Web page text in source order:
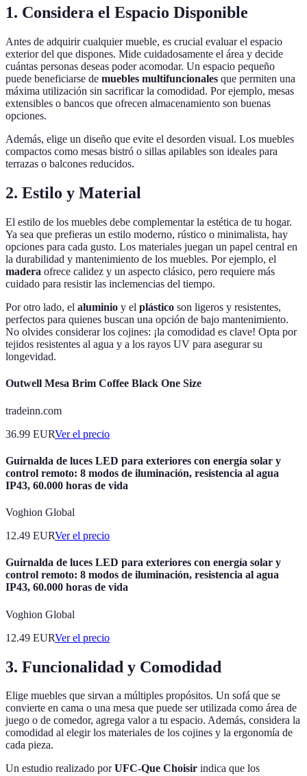
1. Considera el Espacio Disponible
Antes de adquirir cualquier mueble, es crucial evaluar el espacio
exterior del que dispones. Mide cuidadosamente el área y decide
cuántas personas deseas poder acomodar. Un espacio pequeño
puede beneficiarse de muebles multifuncionales que permiten una
máxima utilización sin sacrificar la comodidad. Por ejemplo, mesas
extensibles o bancos que ofrecen almacenamiento son buenas
opciones.
Además, elige un diseño que evite el desorden visual. Los muebles
compactos como mesas bistró o sillas apilables son ideales para
terrazas o balcones reducidos.
2. Estilo y Material
El estilo de los muebles debe complementar la estética de tu hogar.
Ya sea que prefieras un estilo moderno, rústico o minimalista, hay
opciones para cada gusto. Los materiales juegan un papel central en
la durabilidad y mantenimiento de los muebles. Por ejemplo, el
madera ofrece calidez y un aspecto clásico, pero requiere más
cuidado para resistir las inclemencias del tiempo.
Por otro lado, el aluminio y el plástico son ligeros y resistentes,
perfectos para quienes buscan una opción de bajo mantenimiento.
No olvides considerar los cojines: ¡la comodidad es clave! Opta por
tejidos resistentes al agua y a los rayos UV para asegurar su
longevidad.
Outwell Mesa Brim Coffee Black One Size
tradeinn.com
36.99 EURVer el precio
Guirnalda de luces LED para exteriores con energía solar y
control remoto: 8 modos de iluminación, resistencia al agua
IP43, 60.000 horas de vida
Voghion Global
12.49 EURVer el precio
Guirnalda de luces LED para exteriores con energía solar y
control remoto: 8 modos de iluminación, resistencia al agua
IP43, 60.000 horas de vida
Voghion Global
12.49 EURVer el precio
3. Funcionalidad y Comodidad
Elige muebles que sirvan a múltiples propósitos. Un sofá que se
convierte en cama o una mesa que puede ser utilizada como área de
juego o de comedor, agrega valor a tu espacio. Además, considera la
comodidad al elegir los materiales de los cojines y la ergonomía de
cada pieza.
Un estudio realizado porUFC-Que Choisir indica que los